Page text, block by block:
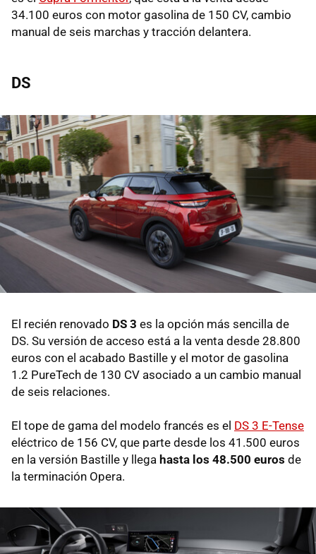
34.100 euros con motor gasolina de 150 CV, cambio
manual de seis marchas y tracción delantera.
DS
El recién renovado DS 3 es la opción más sencilla de
DS. Su versión de acceso está a la venta desde 28.800
euros con el acabado Bastille y el motor de gasolina
1.2 PureTech de 130 CV asociado a un cambio manual
de seis relaciones.
El tope de gama del modelo francés es el DS 3 E-Tense
eléctrico de 156 CV, que parte desde los 41.500 euros
en la versión Bastille y llega hasta los 48.500 euros de
la terminación Opera.